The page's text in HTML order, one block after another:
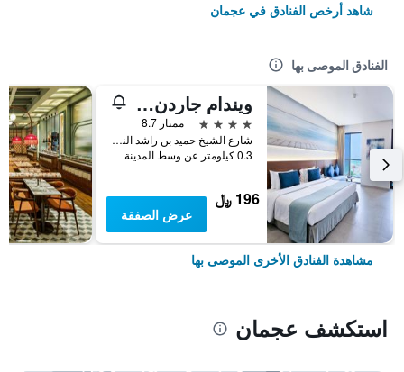
شاهد أرخص الفنادق في عجمان
الفنادق الموصى بها
ويندام جاردن كورنيش العجمان
4 نجوم
ممتاز 8.7
شارع الشيخ حميد بن راشد النعيمي, عجمان, الامارات العربية المتحدة
0.3 كيلومتر عن وسط المدينة
196 ﷼
عرض الصفقة
مشاهدة الفنادق الأخرى الموصى بها
استكشف عجمان